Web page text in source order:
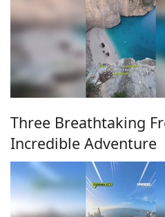
Three Breathtaking
Incredible Adventure